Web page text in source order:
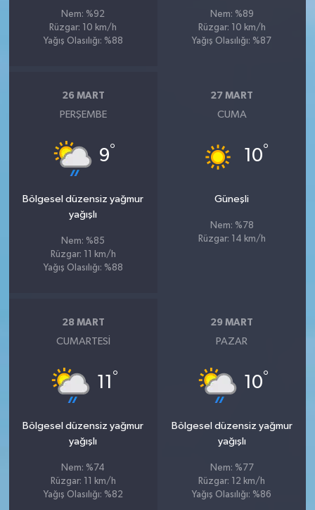
Nem: %92
Rüzgar: 10 km/h
Yağış Olasılığı: %88
Nem: %89
Rüzgar: 10 km/h
Yağış Olasılığı: %87
26 MART
PERŞEMBE
9°
Bölgesel düzensiz yağmur
yağışlı
Nem: %85
Rüzgar: 11 km/h
Yağış Olasılığı: %88
27 MART
CUMA
10°
Güneşli
Nem: %78
Rüzgar: 14 km/h
28 MART
CUMARTESI
11 °
Bölgesel düzensiz yağmur
yağışlı
Nem: %74
Rüzgar: 11 km/h
Yağış Olasılığı: %82
29 MART
PAZAR
10°
Bölgesel düzensiz yağmur
yağışlı
Nem: %77
Rüzgar: 12 km/h
Yağış Olasılığı: %86